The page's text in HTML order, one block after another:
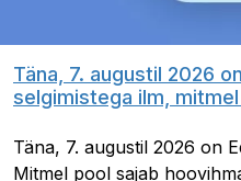
Täna, 7. augustil 2026
selgimistega ilm,
Täna, 7. augustil 2026 on
Mitmel pool sajab